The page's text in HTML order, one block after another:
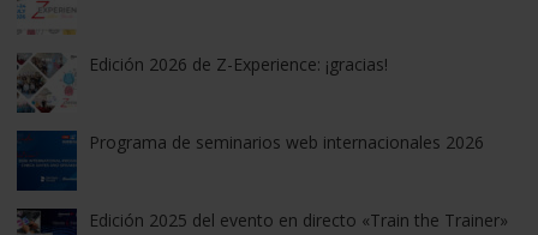
Edición 2026 de Z-Experience: ¡gracias!
Programa de seminarios web internacionales 2026
Edición 2025 del evento en directo «Train the Trainer»